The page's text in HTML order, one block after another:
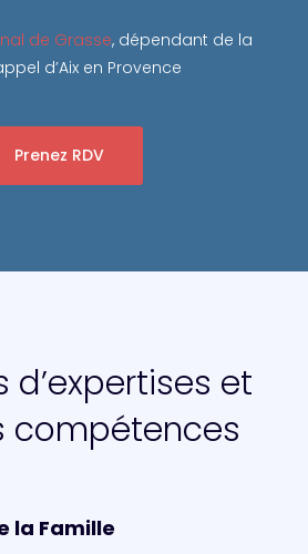
de Grasse, dépendant de la
d’Aix en Provence
Prenez RDV
d’expertises et
compétences
la Famille